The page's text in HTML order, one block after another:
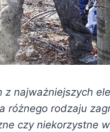
najważniejszych
różnego rodzaju
czy niekorzystne